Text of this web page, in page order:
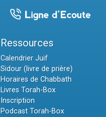
Ressources
Calendrier Juif
Sidour (livre de prière)
Horaires de Chabbath
Livres Torah-Box
Inscription
Podcast Torah-Box